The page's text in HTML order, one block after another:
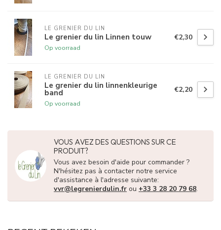
LE GRENIER DU LIN
Le grenier du lin Linnen touw
Op voorraad
€2,30
LE GRENIER DU LIN
Le grenier du lin linnenkleurige
band
Op voorraad
€2,20
VOUS AVEZ DES QUESTIONS SUR CE
PRODUIT?
Vous avez besoin d'aide pour commander ?
N'hésitez pas à contacter notre service
d'assistance à l'adresse suivante:
vvr@legrenierdulin.fr ou +33 3 28 20 79 68.